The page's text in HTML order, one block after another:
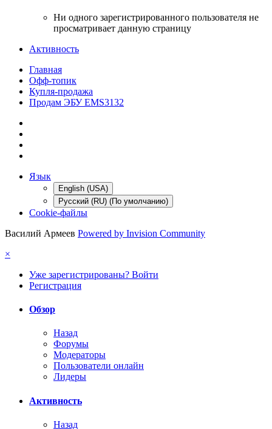
Ни одного зарегистрированного пользователя не
просматривает данную страницу
Активность
Главная
Офф-топик
Купля-продажа
Продам ЭБУ EMS3132
Язык
English (USA)
Русский (RU) (По умолчанию)
Cookie-файлы
Василий Армеев Powered by Invision Community
×
Уже зарегистрированы? Войти
Регистрация
Обзор
Назад
Форумы
Модераторы
Пользователи онлайн
Лидеры
Активность
Назад